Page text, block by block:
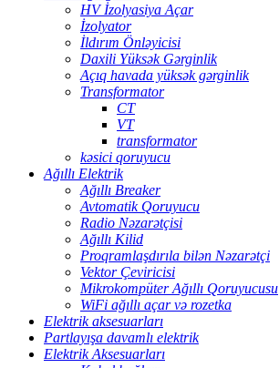
HV İzolyasiya Açar
İzolyator
İldırım Önləyicisi
Daxili Yüksək Gərginlik
Açıq havada yüksək gərginlik
Transformator
CT
VT
transformator
kəsici qoruyucu
Ağıllı Elektrik
Ağıllı Breaker
Avtomatik Qoruyucu
Radio Nəzarətçisi
Ağıllı Kilid
Proqramlaşdırıla bilən Nəzarətçi
Vektor Çeviricisi
Mikrokompüter Ağıllı Qoruyucusu
WiFi ağıllı açar və rozetka
Elektrik aksesuarları
Partlayışa davamlı elektrik
Elektrik Aksesuarları